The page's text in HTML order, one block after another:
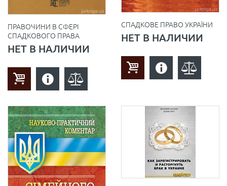
ПРАВОЧИНИ В СФЕРІ
СПАДКОВОГО ПРАВА
НЕТ В НАЛИЧИИ
СПАДКОВЕ ПРАВО УКРАЇНИ
НЕТ В НАЛИЧИИ